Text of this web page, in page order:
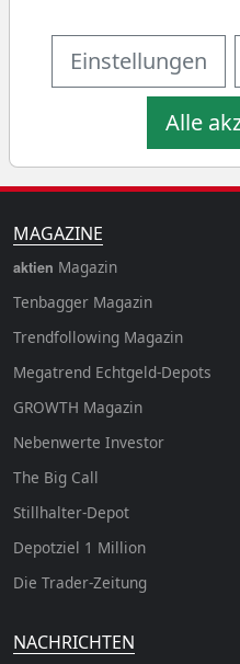
MAGAZINE
aktien Magazin
Tenbagger Magazin
Trendfollowing Magazin
Megatrend Echtgeld-Depots
GROWTH Magazin
Nebenwerte Investor
The Big Call
Stillhalter-Depot
Depotziel 1 Million
Die Trader-Zeitung
NACHRICHTEN
Einstellungen
Alle